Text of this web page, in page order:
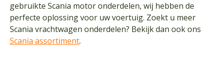
gebruikte Scania motor onderdelen, wij hebben de
perfecte oplossing voor uw voertuig. Zoekt u meer
Scania vrachtwagen onderdelen? Bekijk dan ook ons
Scania assortiment.